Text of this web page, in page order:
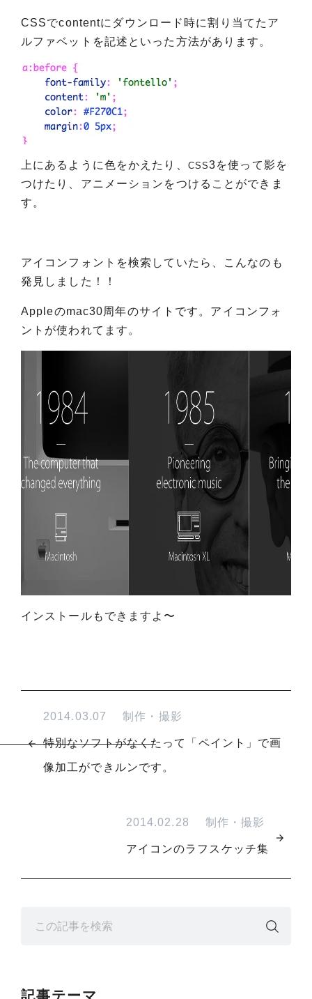
CSSでcontentにダウンロード時に割り当てたア
ルファベットを記述といった方法があります。
上にあるように色をかえたり、 CSS3を使って影を
つけたり、アニメーションをつけることができま
す。
アイコンフォントを検索していたら、こんなのも
発見しました！！
Appleのmac30周年のサイトです。アイコンフォ
ントが使われてます。
インストールもできますよ〜
2014.03.07 制作・撮影
特別なソフトがなくたって「ペイント」で画
像加工ができルンです。
2014.02.28 制作・撮影
アイコンのラフスケッチ集
記事テーマ